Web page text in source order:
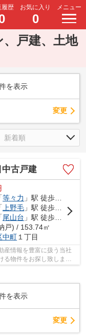
履歴 お気に入り
0
メニュー
戸建、土地
を表示
変更
古戸建
「等々力 」駅 徒歩8分
「 上野毛 」駅 徒歩12分
「尾山台 」駅 徒歩17分
戸) / 153.74㎡
中町 １丁目
産情報を豊富に扱う当社
る物件をお探し致しま
を表示
変更